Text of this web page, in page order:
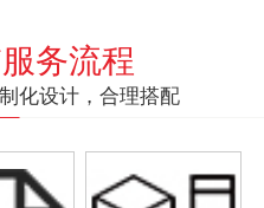
务流程
化设计，合理搭配